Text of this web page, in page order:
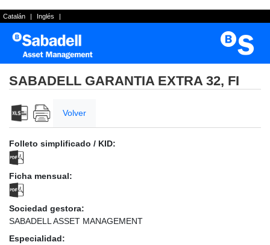
Catalán | Inglés |
SABADELL GARANTIA EXTRA 32, FI
Volver
Folleto simplificado / KID:
Ficha mensual:
Sociedad gestora:
SABADELL ASSET MANAGEMENT
Especialidad: